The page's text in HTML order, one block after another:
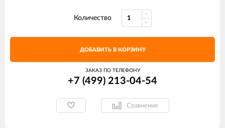
Количество
ДОБАВИТЬ В КОРЗИНУ
ЗАКАЗ ПО ТЕЛЕФОНУ
+7 (499) 213-04-54​
Сравнение